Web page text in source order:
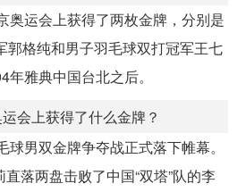
奥运会上获得了两枚金牌，分别是
郭格纯和男子羽毛球双打冠军王七
雅典中国台北之后。
会上获得了什么金牌？
男双金牌争夺战正式落下帷幕。
落两盘击败了中国“双塔”队的李